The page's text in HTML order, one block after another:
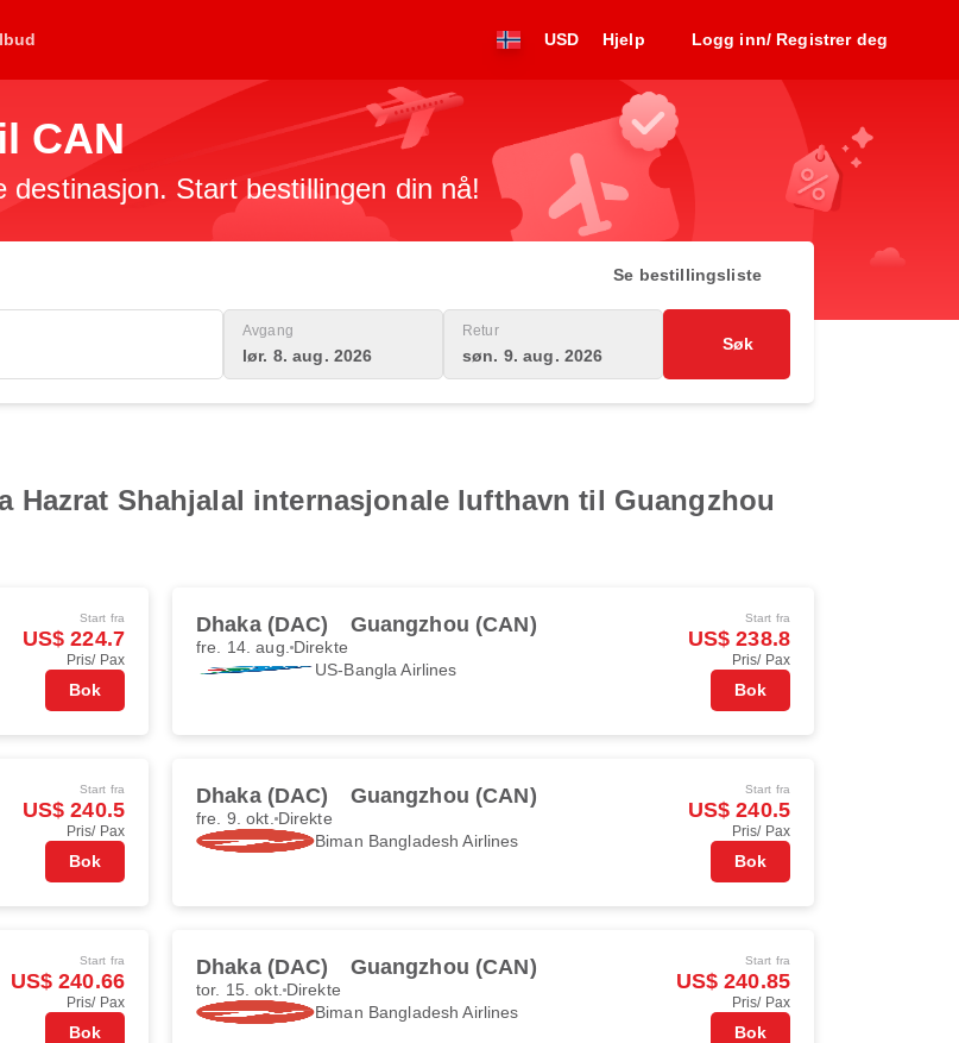
USD Hjelp Logg inn/ Registrer deg
CAN
Start bestillingen din nå!
Se bestillingsliste
Avgang
lør. 8. aug. 2026
Retur
søn. 9. aug. 2026
Søk
Hazrat Shahjalal internasjonale lufthavn til Guangzhou
Start fra
US$ 224.7
Pris/ Pax
Bok
Dhaka (DAC) Guangzhou (CAN)
fre. 14. aug. Direkte
US-Bangla Airlines
Start fra
US$ 238.8
Pris/ Pax
Bok
Start fra
US$ 240.5
Pris/ Pax
Bok
Dhaka (DAC) Guangzhou (CAN)
fre. 9. okt. Direkte
Biman Bangladesh Airlines
Start fra
US$ 240.5
Pris/ Pax
Bok
Start fra
US$ 240.66
Pris/ Pax
Bok
Dhaka (DAC) Guangzhou (CAN)
tor. 15. okt. Direkte
Biman Bangladesh Airlines
Start fra
US$ 240.85
Pris/ Pax
Bok